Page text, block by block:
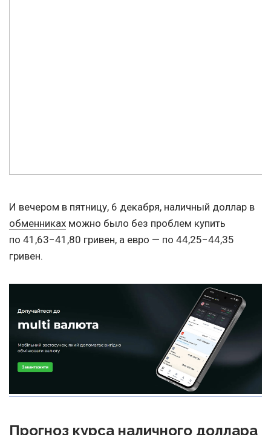
И вечером в пятницу, 6 декабря, наличный доллар в
обменниках можно было без проблем купить
по 41,63−41,80 гривен, а евро — по 44,25−44,35
гривен.
Прогноз курса наличного доллара